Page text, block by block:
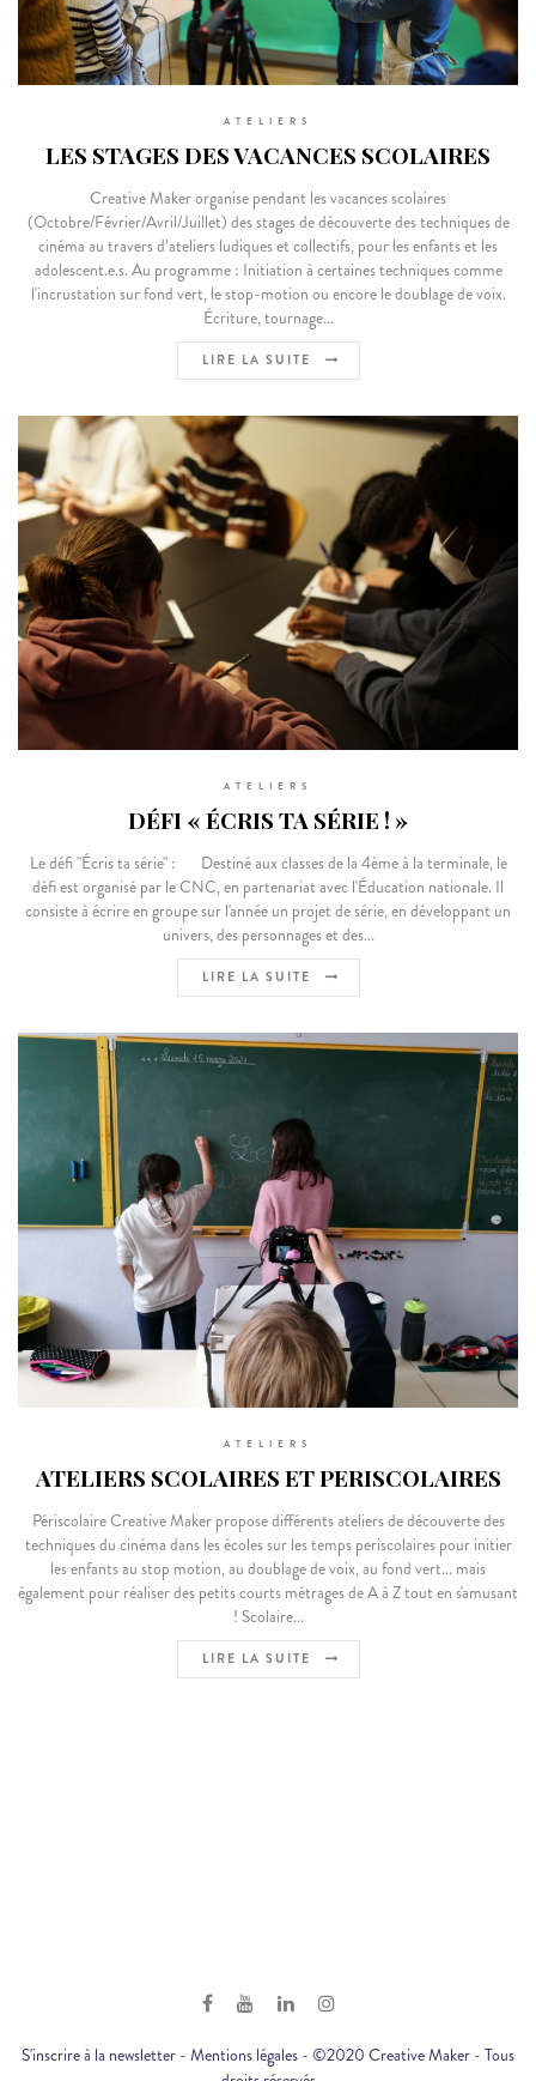
ATELIERS
LES STAGES DES VACANCES SCOLAIRES
Creative Maker organise pendant les vacances scolaires
(Octobre/Février/Avril/Juillet) des stages de découverte des techniques de
cinéma au travers d’ateliers ludiques et collectifs, pour les enfants et les
adolescent.e.s. Au programme : Initiation à certaines techniques comme
l'incrustation sur fond vert, le stop-motion ou encore le doublage de voix.
Écriture, tournage...
LIRE LA SUITE
ATELIERS
DÉFI « ÉCRIS TA SÉRIE ! »
Le défi "Écris ta série" : Destiné aux classes de la 4ème à la terminale, le
défi est organisé par le CNC, en partenariat avec l'Éducation nationale. Il
consiste à écrire en groupe sur l'année un projet de série, en développant un
univers, des personnages et des...
LIRE LA SUITE
ATELIERS
ATELIERS SCOLAIRES ET PERISCOLAIRES
Périscolaire Creative Maker propose différents ateliers de découverte des
techniques du cinéma dans les écoles sur les temps periscolaires pour initier
les enfants au stop motion, au doublage de voix, au fond vert... mais
également pour réaliser des petits courts métrages de A à Z tout en s'amusant
! Scolaire...
LIRE LA SUITE
S'inscrire à la newsletter - Mentions légales - ©2020 Creative Maker - Tous